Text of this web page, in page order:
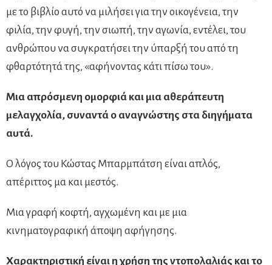
με το βιβλίο αυτό να μιλήσει για την οικογένεια, την
φιλία, την φυγή, την σιωπή, την αγωνία, εντέλει, του
ανθρώπου να συγκρατήσει την ύπαρξή του από τη
φθαρτότητά της, «αφήνοντας κάτι πίσω του».
Μια απρόσμενη ομορφιά και μια αθεράπευτη
μελαγχολία, συναντά ο αναγνώστης στα διηγήματα
αυτά.
Ο λόγος του Κώστας Μπαρμπάτση είναι απλός,
απέριττος μα και μεστός.
Μια γραφή κοφτή, αγχωμένη και με μια
κινηματογραφική άποψη αφήγησης.
Χαρακτηριστική είναι η χρήση της ντοπολαλιάς και το